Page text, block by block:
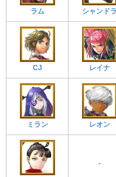
ラム シャンドラ
CJ レイナ
ミラン レオン
-